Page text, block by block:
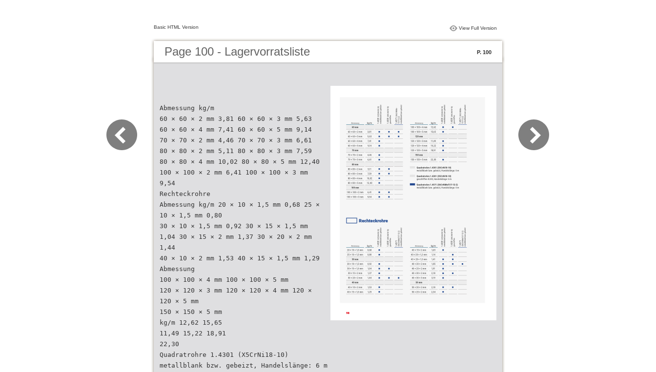
Basic HTML Version View Full Version
Page 100 - Lagervorratsliste P. 100
Abmessung kg/m
60 × 60 × 2 mm 3,81 60 × 60 × 3 mm 5,63
60 × 60 × 4 mm 7,41 60 × 60 × 5 mm 9,14
70 × 70 × 2 mm 4,46 70 × 70 × 3 mm 6,61
80 × 80 × 2 mm 5,11 80 × 80 × 3 mm 7,59
80 × 80 × 4 mm 10,02 80 × 80 × 5 mm 12,40
100 × 100 × 2 mm 6,41 100 × 100 × 3 mm
9,54
Rechteckrohre
Abmessung kg/m 20 × 10 × 1,5 mm 0,68 25 ×
10 × 1,5 mm 0,80
30 × 10 × 1,5 mm 0,92 30 × 15 × 1,5 mm
1,04 30 × 15 × 2 mm 1,37 30 × 20 × 2 mm
1,44
40 × 10 × 2 mm 1,53 40 × 15 × 1,5 mm 1,29
Abmessung
100 × 100 × 4 mm 100 × 100 × 5 mm
120 × 120 × 3 mm 120 × 120 × 4 mm 120 ×
120 × 5 mm
150 × 150 × 5 mm
kg/m 12,62 15,65
11,49 15,22 18,91
22,30
Quadratrohre 1.4301 (X5CrNi18-10)
metallblank bzw. gebeizt, Handelslänge: 6 m